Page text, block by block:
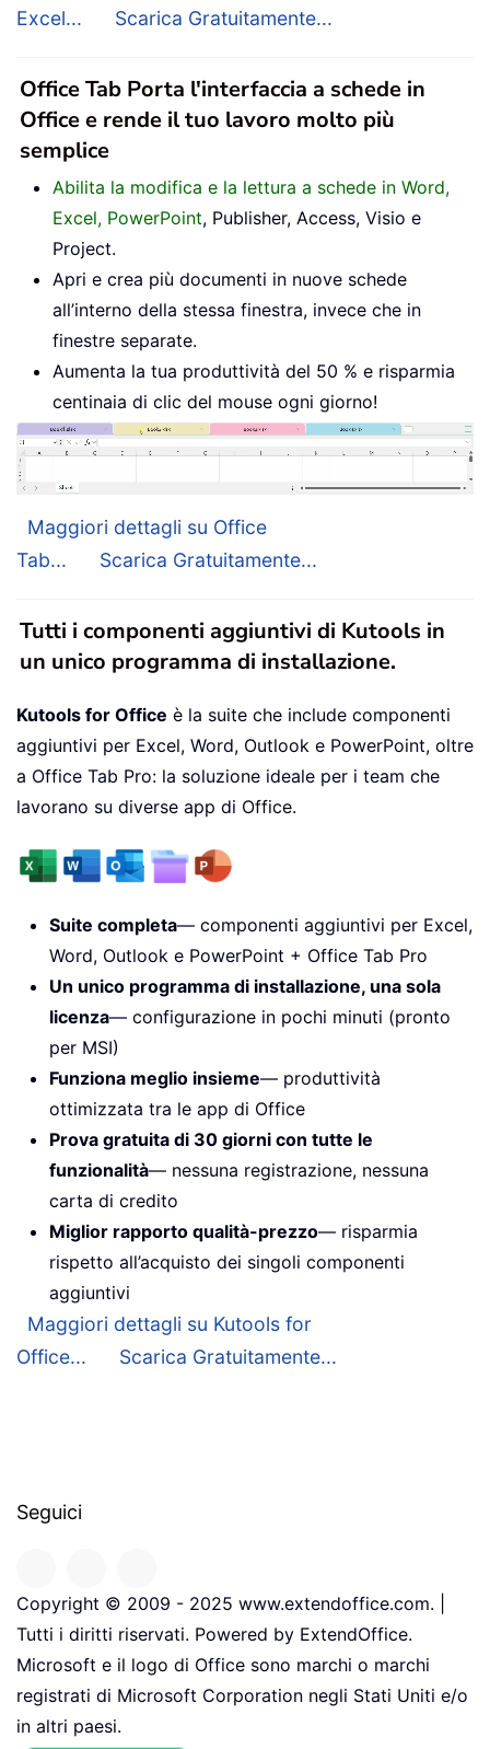
Excel...
Scarica Gratuitamente...
Office Tab Porta l'interfaccia a schede in
Office e rende il tuo lavoro molto più
semplice
Abilita la modifica e la lettura a schede in Word,
Excel, PowerPoint, Publisher, Access, Visio e
Project.
Apri e crea più documenti in nuove schede
all’interno della stessa finestra, invece che in
finestre separate.
Aumenta la tua produttività del 50 % e risparmia
centinaia di clic del mouse ogni giorno!
Maggiori dettagli su Office
Tab...
Scarica Gratuitamente...
Tutti i componenti aggiuntivi di Kutools in
un unico programma di installazione.
Kutools for Office è la suite che include componenti
aggiuntivi per Excel, Word, Outlook e PowerPoint, oltre
a Office Tab Pro: la soluzione ideale per i team che
lavorano su diverse app di Office.
Suite completa— componenti aggiuntivi per Excel,
Word, Outlook e PowerPoint + Office Tab Pro
Un unico programma di installazione, una sola
licenza— configurazione in pochi minuti (pronto
per MSI)
Funziona meglio insieme— produttività
ottimizzata tra le app di Office
Prova gratuita di 30 giorni con tutte le
funzionalità— nessuna registrazione, nessuna
carta di credito
Miglior rapporto qualità-prezzo— risparmia
rispetto all’acquisto dei singoli componenti
aggiuntivi
Maggiori dettagli su Kutools for
Office...
Scarica Gratuitamente...
Seguici
Copyright © 2009 - 2025 www.extendoffice.com. |
Tutti i diritti riservati. Powered by ExtendOffice.
Microsoft e il logo di Office sono marchi o marchi
registrati di Microsoft Corporation negli Stati Uniti e/o
in altri paesi.